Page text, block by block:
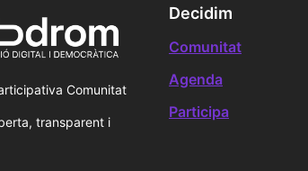
Comunitat
transparent i
Decidim
Comunitat
Agenda
Participa